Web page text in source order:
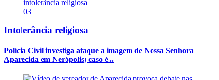
03
Intolerância religiosa
Polícia Civil investiga ataque a imagem de Nossa Senhora
Aparecida em Nerópolis; caso é...